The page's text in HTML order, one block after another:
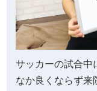
サッカーの試合中
なか良くならず来